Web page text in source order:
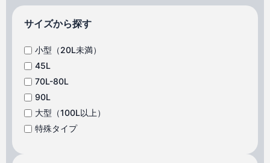
サイズから探す
小型（20L未満）
45L
70L-80L
90L
大型（100L以上）
特殊タイプ